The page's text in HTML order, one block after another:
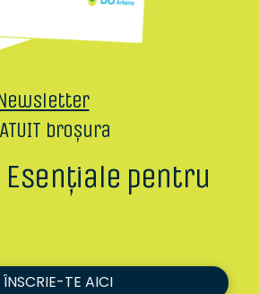
broșura
pentru
ÎNSCRIE-TE AICI